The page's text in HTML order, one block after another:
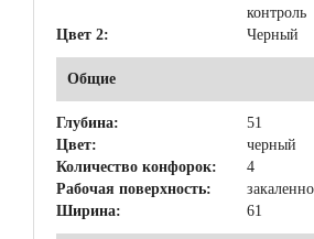
контроль
Цвет 2:
Черный
Общие
Глубина:
51
Цвет:
черный
Количество конфорок:
4
Рабочая поверхность:
Ширина:
61